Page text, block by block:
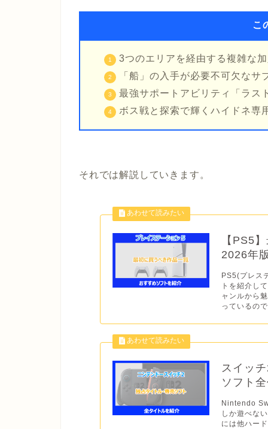
こ
3つのエリアを経由する複雑な
「船」の入手が必要不可欠なサ
最強サポートアビリティ「ラス
ボス戦と探索で輝くハイドネ専
それでは解説していきます。
【PS5
2026年
PS5(プレス
トを紹介し
ャンルから
っているの
スイッ
ソフト
Nintendo
しか遊べな
には他ハー